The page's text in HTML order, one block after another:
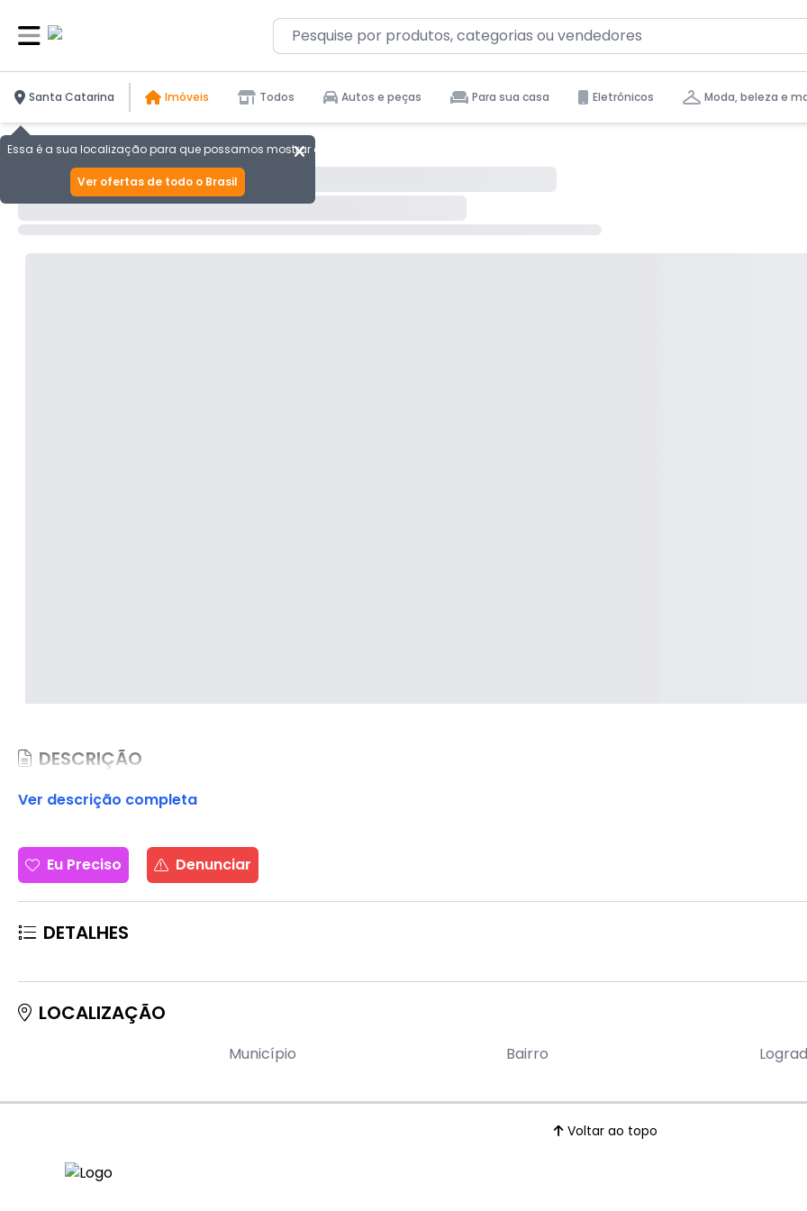
Santa Catarina
Essa é a sua localização para que possamos mostrar as melhores ofertas para você.
Ver ofertas de todo o Brasil
Imóveis Todos Autos e peças Para sua casa Eletrônicos Moda, beleza e
DESCRIÇÃO
Ver descrição completa
Eu Preciso Denunciar
DETALHES
LOCALIZAÇÃO
Município Bairro
Voltar ao topo